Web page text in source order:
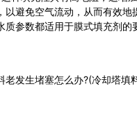
避免空气流动，从而有效地
参数都适用于膜式填充剂的
发生堵塞怎么办?(冷却塔填